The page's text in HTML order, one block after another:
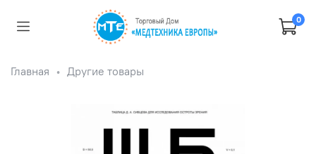
0
Главная Другие товары